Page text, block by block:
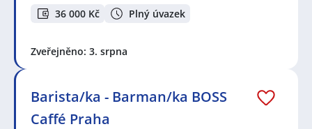
36 000 Kč Plný úvazek
Zveřejněno: 3. srpna
Barista/ka - Barman/ka BOSS
Caffé Praha